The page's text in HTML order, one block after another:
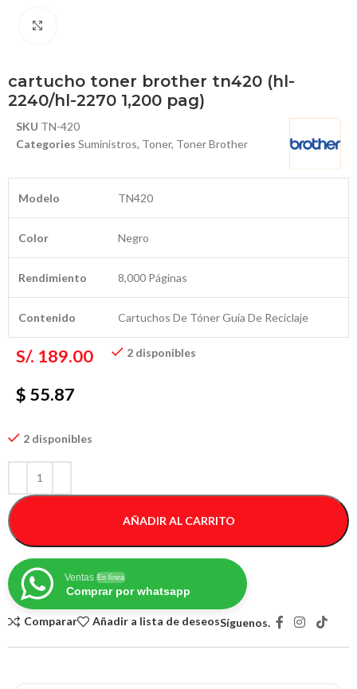
cartucho toner brother tn420 (hl-
2240/hl-2270 1,200 pag)
SKU TN-420
Categories Suministros, Toner, Toner Brother
Modelo TN420
Color Negro
Rendimiento 8,000 Páginas
Contenido Cartuchos De Tóner Guía De Reciclaje
S/. 189.00
$ 55.87
2 disponibles
2 disponibles
AÑADIR AL CARRITO
Ventas En línea
Comprar por whatsapp
Comparar Añadir a lista de deseosSíguenos.